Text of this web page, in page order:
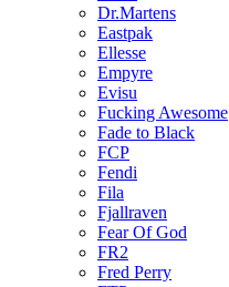
Dr.Martens
Eastpak
Ellesse
Empyre
Evisu
Fucking Awesome
Fade to Black
FCP
Fendi
Fila
Fjallraven
Fear Of God
FR2
Fred Perry